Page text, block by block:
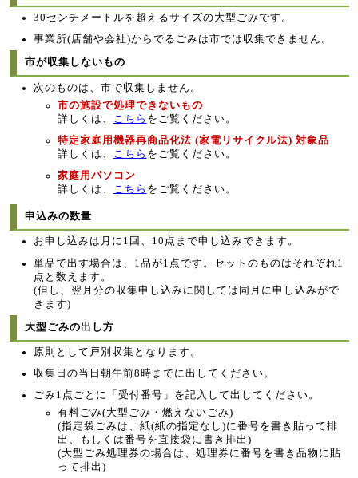
30センチメートルを超えるサイズの大型ごみです。
事業所(店舗や会社)からでるごみは市では収集できません。
市が収集しないもの
次のものは、市で収集しません。
市の施設で処理できないもの
詳しくは、
こちら をご覧ください。
特定家庭用機器再商品化法 (家電リサイクル法) 対象品
詳しくは、
こちら をご覧ください。
家庭用パソコン
詳しくは、
こちら をご覧ください。
申込みの数量
お申し込みは月に1回、10点まで申し込みできます。
単品で出す場合は、1品が1点です。セットのものはそれぞれ1
点と数えます。
(但し、翌月分の収集申し込みに関しては同月に申し込みがで
きます)
大型ごみの出し方
原則として戸別収集となります。
収集日の当日朝午前8時までに出してください。
ごみ1点ごとに「受付番号」を記入して出してください。
有料ごみ(大型ごみ・燃えないごみ)
(指定袋ごみは、紙(紙の指定なし)に番号を書き貼って排
出、もしくは番号を直接袋に書き排出)
(大型ごみ処理券の場合は、処理券に番号を書き品物に貼
って排出)